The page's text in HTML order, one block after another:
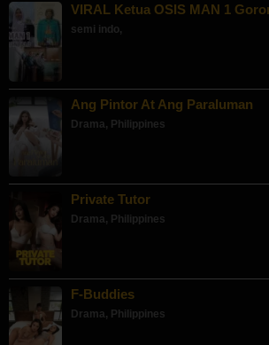
VIRAL Ketua OSIS MAN 1
semi indo,
Ang Pintor At Ang Paraluman
Drama, Philippines
Private Tutor
Drama, Philippines
F-Buddies
Drama, Philippines